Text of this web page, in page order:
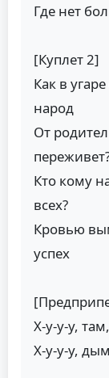
Где нет
[Куплет 2]
Как в
народ
От
Кто кому
всех?
Кровью
успех
Х-у-у-у,
Х-у-у-у,